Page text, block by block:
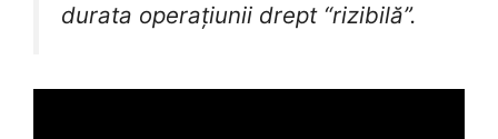
durata operațiunii drept “rizibilă”.